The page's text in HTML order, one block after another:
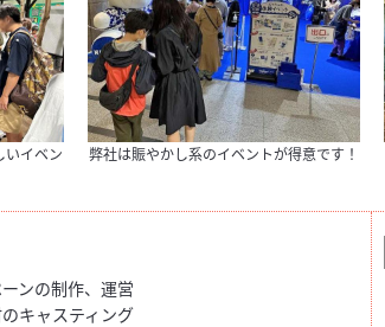
いイベン
弊社は賑やかし系のイベントが得意です！
ンの制作、運営
キャスティング